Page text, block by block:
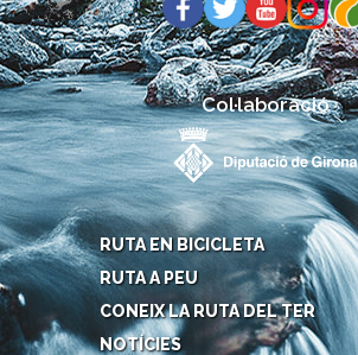
Col·laboració
RUTA EN BICICLETA
RUTA A PEU
CONEIX LA RUTA DEL TER
NOTÍCIES